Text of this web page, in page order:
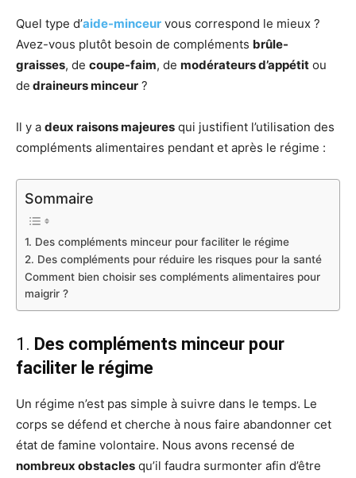
Quel type d’aide-minceur vous correspond le mieux ?
Avez-vous plutôt besoin de compléments brûle-
graisses, de coupe-faim, de modérateurs d’appétit ou
de draineurs minceur ?
Il y a deux raisons majeures qui justifient l’utilisation des
compléments alimentaires pendant et après le régime :
Sommaire
1. Des compléments minceur pour faciliter le régime
2. Des compléments pour réduire les risques pour la santé
Comment bien choisir ses compléments alimentaires pour
maigrir ?
1. Des compléments minceur pour
faciliter le régime
Un régime n’est pas simple à suivre dans le temps. Le
corps se défend et cherche à nous faire abandonner cet
état de famine volontaire. Nous avons recensé de
nombreux obstacles qu’il faudra surmonter afin d’être